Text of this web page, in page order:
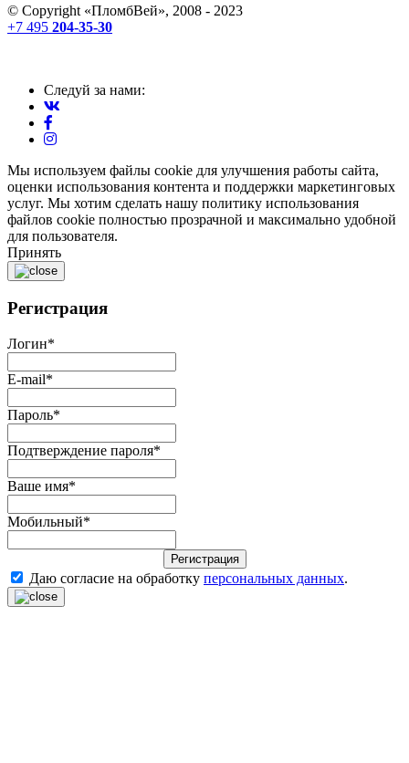
© Copyright «ПломбВей», 2008 - 2023
+7 495 204-35-30
Следуй за нами:
Мы используем файлы cookie для улучшения работы сайта,
оценки использования контента и поддержки маркетинговых
услуг. Мы хотим сделать нашу политику использования
файлов cookie полностью прозрачной и максимально удобной
для пользователя.
Принять
Регистрация
Логин*
E-mail*
Пароль*
Подтверждение пароля*
Ваше имя*
Мобильный*
Регистрация
Даю согласие на обработку персональных данных.